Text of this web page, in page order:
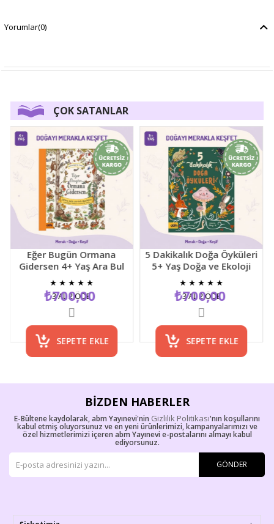
Yorumlar(0)
ÇOK SATANLAR
Eğer Bugün Ormana
Gidersen 4+ Yaş Ara Bul
Resimli Çocuk Etkinlik
Kitabı
★ ★ ★ ★
₺700,00
SEPETE EKLE
3 AL 2 ÖDE
5 Dakikalık Doğa Öyküleri
5+ Yaş Doğa ve Ekoloji
Temalı Çocuk Hikaye
Kitabı
★ ★ ★ ★
₺700,00
SEPETE EKLE
3 AL 2 ÖDE
BIZDEN HABERLER
E-Bültene kaydolarak, abm Yayınevi'nin Gizlilik Politikası'nın koşullarını
kabul etmiş oluyorsunuz ve en yeni ürünlerimizi, kampanyalarımızı ve
özel hizmetlerimizi içeren abm Yayınevi e-postalarını almayı kabul
ediyorsunuz.
GÖNDER